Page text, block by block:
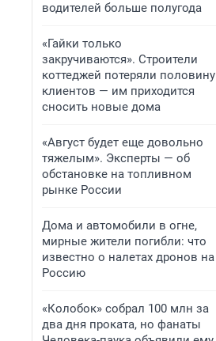
водителей больше полугода
«Гайки только
закручиваются». Строители
коттеджей потеряли половину
клиентов — им приходится
сносить новые дома
«Август будет еще довольно
тяжелым». Эксперты — об
обстановке на топливном
рынке России
Дома и автомобили в огне,
мирные жители погибли: что
известно о налетах дронов на
Россию
«Колобок» собрал 100 млн за
два дня проката, но фанаты